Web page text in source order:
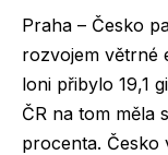
Praha – Česko
rozvojem větrné
loni přibylo 19,1
ČR na tom měla
procenta. Česko